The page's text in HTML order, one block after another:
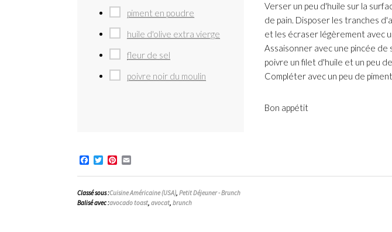
piment en poudre
huile d'olive extra vierge
fleur de sel
poivre noir du moulin
Verser un peu d'huile sur la
de pain. Disposer les tranches
et les écraser légèrement avec
Assaisonner avec une pincée de
poivre un filet d'huile et un peu
Compléter avec un peu de
Bon appétit
Facebook
TwitterPinterest
Classé sous :Cuisine Américaine (USA), Petit Déjeuner - Brunch
Balisé avec :avocado toast, avocat, brunch